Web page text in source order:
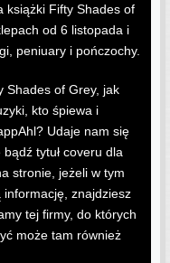
książki Fifty Shades of
od 6 listopada i
peniuary i pończochy.
Shades of Grey, jak
kto śpiewa i
Udaje nam się
tytuł coveru dla
stronie, jeżeli w tym
znajdziesz
tej firmy, do których
może tam również